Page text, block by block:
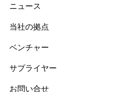
ニュース
当社の拠点
ベンチャー
サプライヤー
お問い合せ